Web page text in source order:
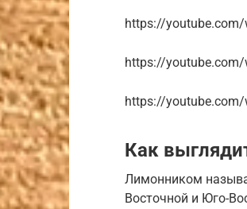
https://youtube.com/
https://youtube.com/
https://youtube.com/
Как
Лимонником
Восточной и Юго-